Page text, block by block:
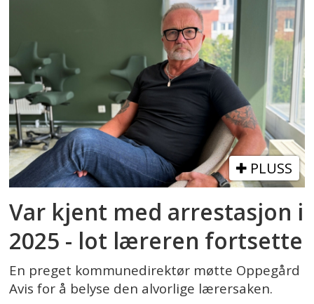
PLUSS
Var kjent med arrestasjon i
2025 - lot læreren fortsette
En preget kommunedirektør møtte Oppegård
Avis for å belyse den alvorlige lærersaken.